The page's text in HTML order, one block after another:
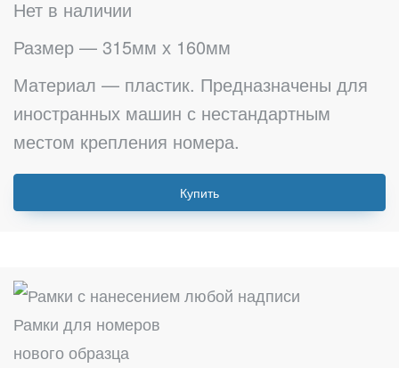
Нет в наличии
Размер — 315мм х 160мм
Материал — пластик. Предназначены для
иностранных машин с нестандартным
местом крепления номера.
Купить
Рамки для номеров
нового образца